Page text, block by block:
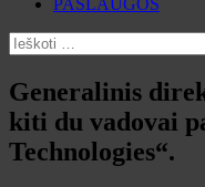
PASLAUGOS
Ieškoti:
Generalinis
kiti du vadovai
Technologies“.